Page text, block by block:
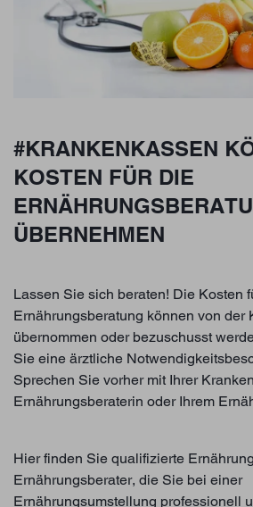
#KRANKENKASSEN
KOSTEN FÜR DIE
ÜBERNEHMEN
Lassen Sie sich beraten! Die Kosten
Ernährungsberatung können von der
übernommen oder bezuschusst
Sie eine ärztliche
Sprechen Sie vorher mit Ihrer
Ernährungsberaterin oder Ihrem
Hier finden Sie qualifizierte
Ernährungsberater, die Sie bei einer
Ernährungsumstellung professionell